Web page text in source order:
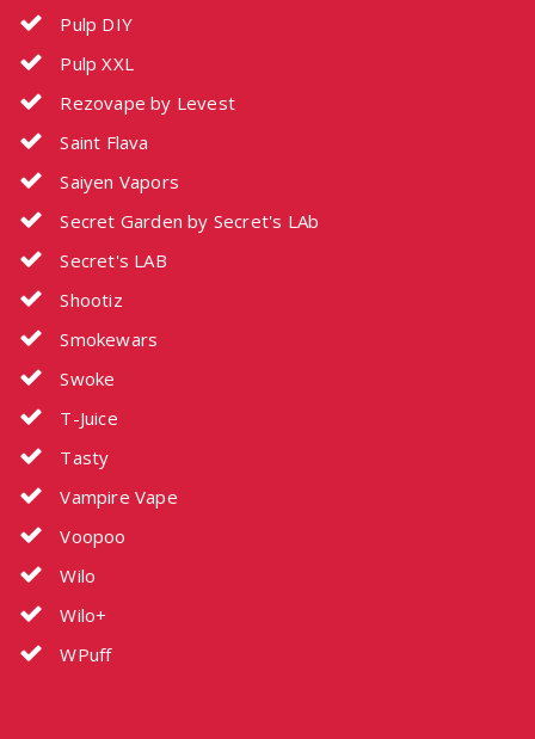
Pulp DIY
Pulp XXL
Rezovape by Levest
Saint Flava
Saiyen Vapors
Secret Garden by Secret's LAb
Secret's LAB
Shootiz
Smokewars
Swoke
T-Juice
Tasty
Vampire Vape
Voopoo
Wilo
Wilo+
WPuff